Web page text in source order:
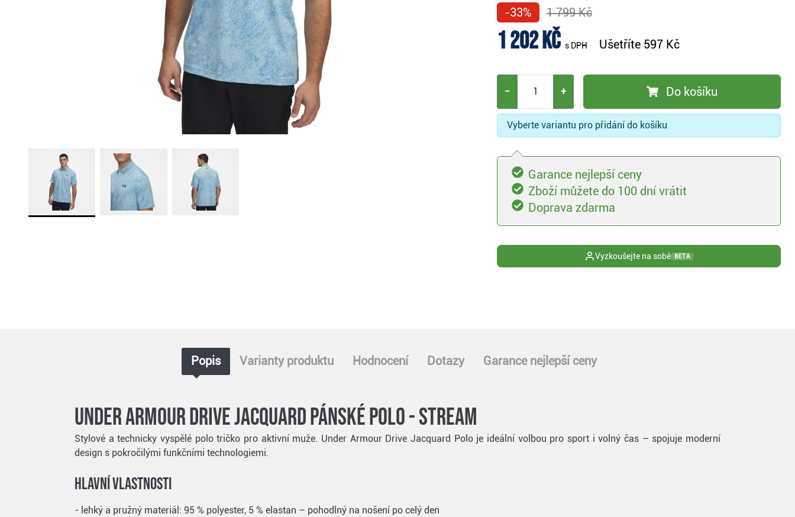
-33% 1 799 Kč
1 202 Kč s DPH Ušetříte 597 Kč
− + Do košíku
Vyberte variantu pro přidání do košíku
Garance nejlepší ceny
Zboží můžete do 100 dní vrátit
Doprava zdarma
Vyzkoušejte na sobě BETA
Popis Varianty produktu Hodnocení Dotazy Garance nejlepší ceny
Under Armour Drive Jacquard pánské polo - stream
Stylové a technicky vyspělé polo tričko pro aktivní muže. Under Armour Drive Jacquard Polo je ideální volbou pro sport i volný čas – spojuje moderní
design s pokročilými funkčními technologiemi.
Hlavní vlastnosti
- lehký a pružný materiál: 95 % polyester, 5 % elastan – pohodlný na nošení po celý den